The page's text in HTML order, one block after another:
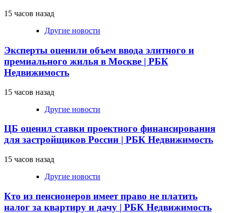
15 часов назад
Другие новости
Эксперты оценили объем ввода элитного и
премиального жилья в Москве | РБК
Недвижимость
15 часов назад
Другие новости
ЦБ оценил ставки проектного финансирования
для застройщиков России | РБК Недвижимость
15 часов назад
Другие новости
Кто из пенсионеров имеет право не платить
налог за квартиру и дачу | РБК Недвижимость